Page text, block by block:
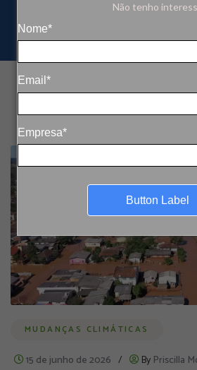
Não tenho
Nome*
Email*
Empresa*
Button Label
MUDANÇAS CLIMÁTICAS
15 de junho de 2026 / By Priscilla